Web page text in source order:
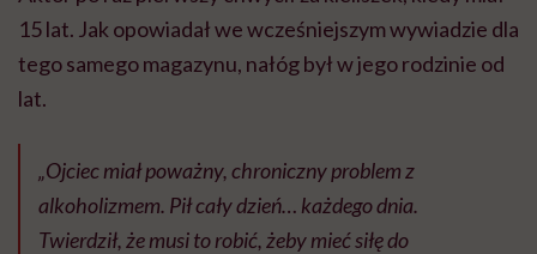
15 lat. Jak opowiadał we wcześniejszym wywiadzie dla
tego samego magazynu, nałóg był w jego rodzinie od
lat.
„Ojciec miał poważny, chroniczny problem z
alkoholizmem. Pił cały dzień… każdego dnia.
Twierdził, że musi to robić, żeby mieć siłę do